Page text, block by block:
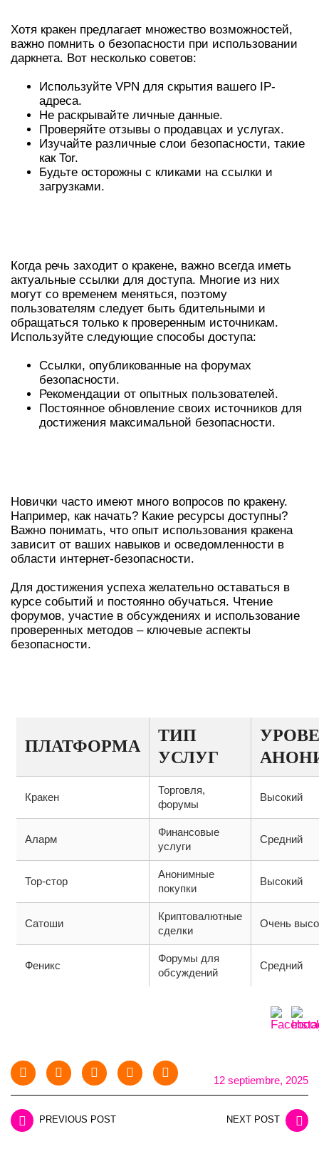
Хотя кракен предлагает множество возможностей,
важно помнить о безопасности при использовании
даркнета. Вот несколько советов:
Используйте VPN для скрытия вашего IP-
адреса.
Не раскрывайте личные данные.
Проверяйте отзывы о продавцах и услугах.
Изучайте различные слои безопасности, такие
как Tor.
Будьте осторожны с кликами на ссылки и
загрузками.
Когда речь заходит о кракене, важно всегда иметь
актуальные ссылки для доступа. Многие из них
могут со временем меняться, поэтому
пользователям следует быть бдительными и
обращаться только к проверенным источникам.
Используйте следующие способы доступа:
Ссылки, опубликованные на форумах
безопасности.
Рекомендации от опытных пользователей.
Постоянное обновление своих источников для
достижения максимальной безопасности.
Новички часто имеют много вопросов по кракену.
Например, как начать? Какие ресурсы доступны?
Важно понимать, что опыт использования кракена
зависит от ваших навыков и осведомленности в
области интернет-безопасности.
Для достижения успеха желательно оставаться в
курсе событий и постоянно обучаться. Чтение
форумов, участие в обсуждениях и использование
проверенных методов – ключевые аспекты
безопасности.
ПЛАТФОРМА
ТИП
УСЛУГ
Кракен
Торговля,
форумы
Высокий
Аларм
Финансовые
услуги
Средний
Тор-стор
Анонимные
покупки
Высокий
Сатоши
Криптовалютные
сделки
Очень
Феникс
Форумы для
обсуждений
Средний
12 septiembre, 2025
PREVIOUS POST NEXT POST